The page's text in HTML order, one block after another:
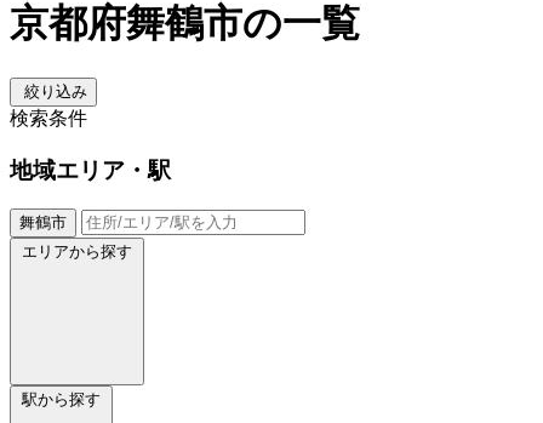
京都府舞鶴市の一覧
絞り込み
検索条件
地域エリア・駅
舞鶴市
エリアから探す
駅から探す